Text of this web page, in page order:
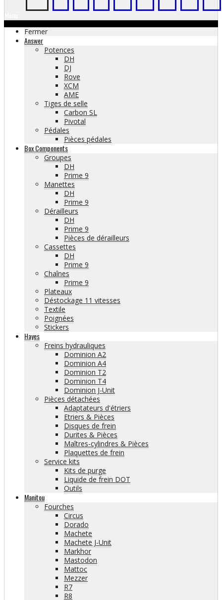
Fermer
Answer
Potences
DH
DJ
Rove
XCM
AME
Tiges de selle
Carbon SL
Pivotal
Pédales
Pièces pédales
Box Components
Groupes
DH
Prime 9
Manettes
DH
Prime 9
Dérailleurs
DH
Prime 9
Pièces de dérailleurs
Cassettes
DH
Prime 9
Chaînes
Prime 9
Plateaux
Déstockage 11 vitesses
Textile
Poignées
Stickers
Hayes
Freins hydrauliques
Dominion A2
Dominion A4
Dominion T2
Dominion T4
Dominion J-Unit
Pièces détachées
Adaptateurs d'étriers
Etriers & Pièces
Disques de frein
Durites & Pièces
Maîtres-cylindres & Pièces
Plaquettes de frein
Service kits
Kits de purge
Liquide de frein DOT
Outils
Manitou
Fourches
Circus
Dorado
Machete
Machete J-Unit
Markhor
Mastodon
Mattoc
Mezzer
R7
R8